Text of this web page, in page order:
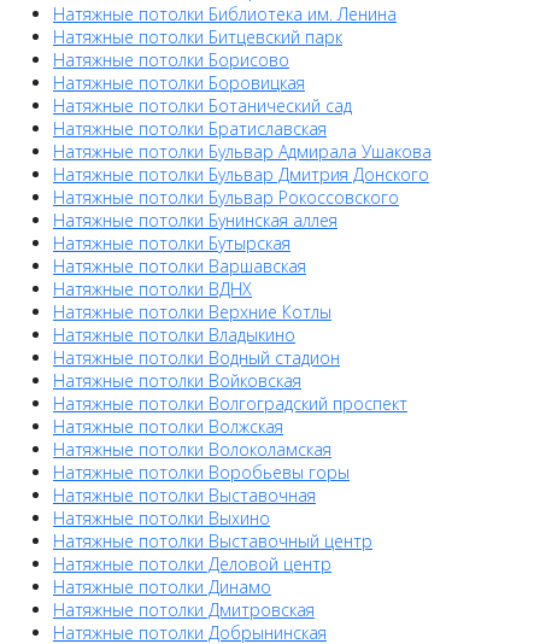
Натяжные потолки Библиотека им. Ленина
Натяжные потолки Битцевский парк
Натяжные потолки Борисово
Натяжные потолки Боровицкая
Натяжные потолки Ботанический сад
Натяжные потолки Братиславская
Натяжные потолки Бульвар Адмирала Ушакова
Натяжные потолки Бульвар Дмитрия Донского
Натяжные потолки Бульвар Рокоссовского
Натяжные потолки Бунинская аллея
Натяжные потолки Бутырская
Натяжные потолки Варшавская
Натяжные потолки ВДНХ
Натяжные потолки Верхние Котлы
Натяжные потолки Владыкино
Натяжные потолки Водный стадион
Натяжные потолки Войковская
Натяжные потолки Волгоградский проспект
Натяжные потолки Волжская
Натяжные потолки Волоколамская
Натяжные потолки Воробьевы горы
Натяжные потолки Выставочная
Натяжные потолки Выхино
Натяжные потолки Выставочный центр
Натяжные потолки Деловой центр
Натяжные потолки Динамо
Натяжные потолки Дмитровская
Натяжные потолки Добрынинская